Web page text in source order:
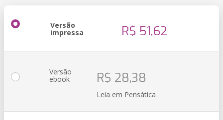
Versão
impressa R$ 51,62
Versão
ebook R$ 28,38
Leia em Pensática